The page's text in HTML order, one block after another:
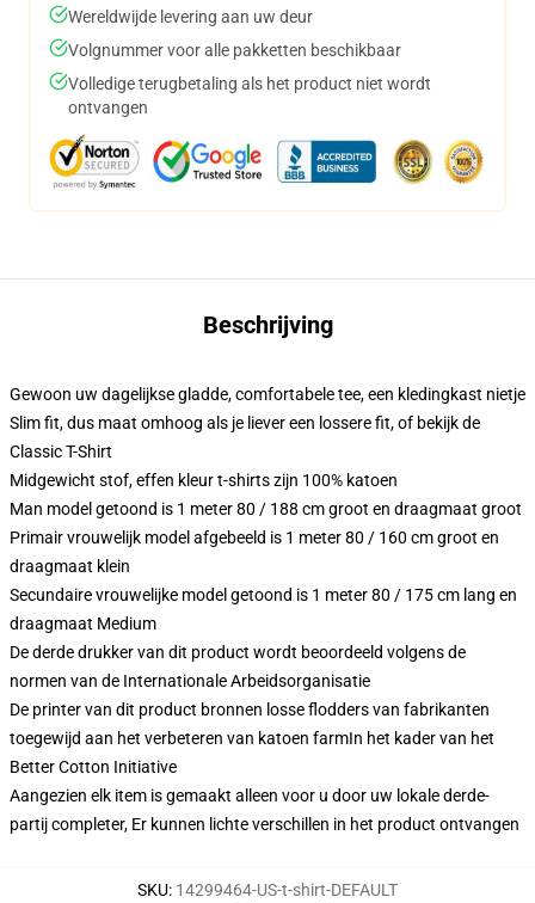
Wereldwijde levering aan uw deur
Volgnummer voor alle pakketten beschikbaar
Volledige terugbetaling als het product niet wordt
ontvangen
Beschrijving
Gewoon uw dagelijkse gladde, comfortabele tee, een kledingkast nietje
Slim fit, dus maat omhoog als je liever een lossere fit, of bekijk de
Classic T-Shirt
Midgewicht stof, effen kleur t-shirts zijn 100% katoen
Man model getoond is 1 meter 80 / 188 cm groot en draagmaat groot
Primair vrouwelijk model afgebeeld is 1 meter 80 / 160 cm groot en
draagmaat klein
Secundaire vrouwelijke model getoond is 1 meter 80 / 175 cm lang en
draagmaat Medium
De derde drukker van dit product wordt beoordeeld volgens de
normen van de Internationale Arbeidsorganisatie
De printer van dit product bronnen losse flodders van fabrikanten
toegewijd aan het verbeteren van katoen farmIn het kader van het
Better Cotton Initiative
Aangezien elk item is gemaakt alleen voor u door uw lokale derde-
partij completer, Er kunnen lichte verschillen in het product ontvangen
SKU: 14299464-US-t-shirt-DEFAULT